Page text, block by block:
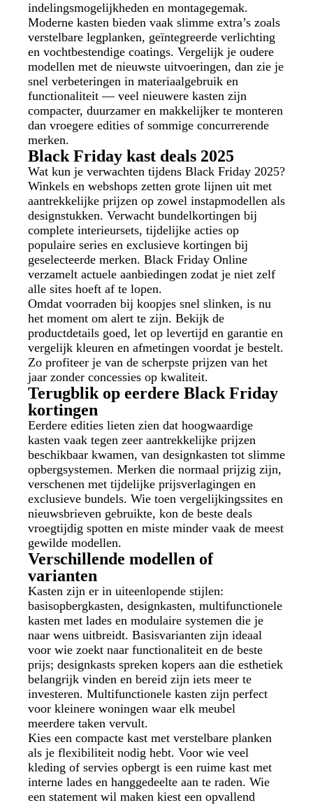
indelingsmogelijkheden en montagegemak.
Moderne kasten bieden vaak slimme extra’s zoals
verstelbare legplanken, geïntegreerde verlichting
en vochtbestendige coatings. Vergelijk je oudere
modellen met de nieuwste uitvoeringen, dan zie je
snel verbeteringen in materiaalgebruik en
functionaliteit — veel nieuwere kasten zijn
compacter, duurzamer en makkelijker te monteren
dan vroegere edities of sommige concurrerende
merken.
Black Friday kast deals 2025
Wat kun je verwachten tijdens Black Friday 2025?
Winkels en webshops zetten grote lijnen uit met
aantrekkelijke prijzen op zowel instapmodellen als
designstukken. Verwacht bundelkortingen bij
complete interieursets, tijdelijke acties op
populaire series en exclusieve kortingen bij
geselecteerde merken. Black Friday Online
verzamelt actuele aanbiedingen zodat je niet zelf
alle sites hoeft af te lopen.
Omdat voorraden bij koopjes snel slinken, is nu
het moment om alert te zijn. Bekijk de
productdetails goed, let op levertijd en garantie en
vergelijk kleuren en afmetingen voordat je bestelt.
Zo profiteer je van de scherpste prijzen van het
jaar zonder concessies op kwaliteit.
Terugblik op eerdere Black Friday
kortingen
Eerdere edities lieten zien dat hoogwaardige
kasten vaak tegen zeer aantrekkelijke prijzen
beschikbaar kwamen, van designkasten tot slimme
opbergsystemen. Merken die normaal prijzig zijn,
verschenen met tijdelijke prijsverlagingen en
exclusieve bundels. Wie toen vergelijkingssites en
nieuwsbrieven gebruikte, kon de beste deals
vroegtijdig spotten en miste minder vaak de meest
gewilde modellen.
Verschillende modellen of
varianten
Kasten zijn er in uiteenlopende stijlen:
basisopbergkasten, designkasten, multifunctionele
kasten met lades en modulaire systemen die je
naar wens uitbreidt. Basisvarianten zijn ideaal
voor wie zoekt naar functionaliteit en de beste
prijs; designkasts spreken kopers aan die esthetiek
belangrijk vinden en bereid zijn iets meer te
investeren. Multifunctionele kasten zijn perfect
voor kleinere woningen waar elk meubel
meerdere taken vervult.
Kies een compacte kast met verstelbare planken
als je flexibiliteit nodig hebt. Voor wie veel
kleding of servies opbergt is een ruime kast met
interne lades en hanggedeelte aan te raden. Wie
een statement wil maken kiest een opvallend